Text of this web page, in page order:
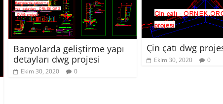
Banyolarda geliştirme yapı
detayları dwg projesi
Ekim 30, 2020 0
Çin çatı dwg
Ekim 30, 2020 0